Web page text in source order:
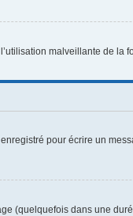
malveillante de la
pour écrire un
(quelquefois dans une